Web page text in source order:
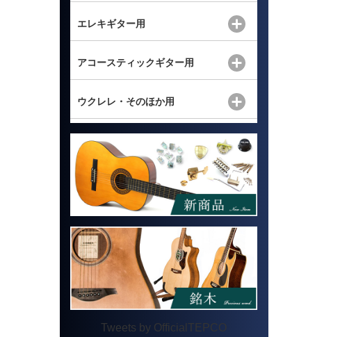
エレキギター用
アコースティックギター用
ウクレレ・そのほか用
Tweets by OfficialTEPCO